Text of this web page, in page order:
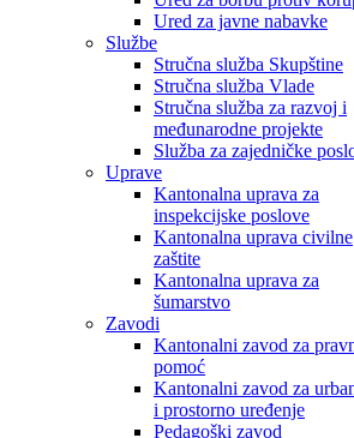
Ured za javne nabavke
Službe
Stručna služba Skupštine
Stručna služba Vlade
Stručna služba za razvoj i
međunarodne projekte
Služba za zajedničke
Uprave
Kantonalna uprava za
inspekcijske poslove
Kantonalna uprava civilne
zaštite
Kantonalna uprava za
šumarstvo
Zavodi
Kantonalni zavod za
pomoć
Kantonalni zavod za
i prostorno uređenje
Pedagoški zavod